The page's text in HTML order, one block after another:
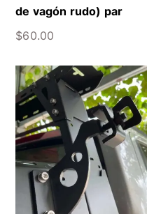
de vagón rudo) par
$60.00